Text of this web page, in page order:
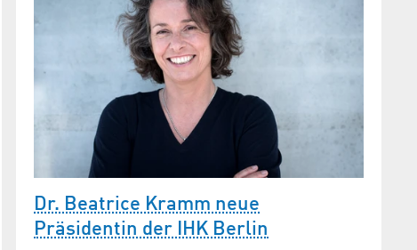
Dr. Beatrice Kramm neue
Präsidentin der IHK Berlin